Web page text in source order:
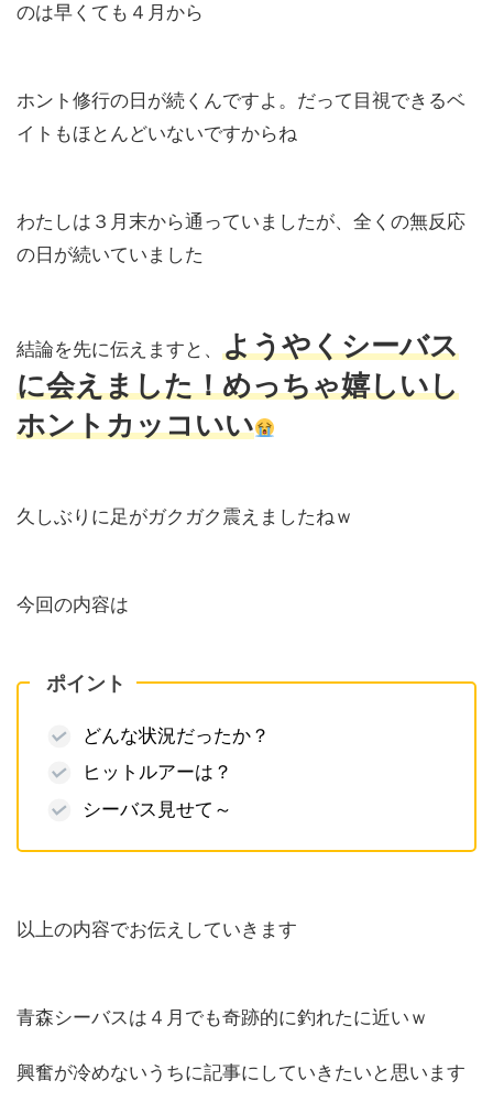
のは早くても４月から
ホント修行の日が続くんですよ。だって目視できるベ
イトもほとんどいないですからね
わたしは３月末から通っていましたが、全くの無反応
の日が続いていました
結論を先に伝えますと、 ようやくシーバス
に会えました！めっちゃ嬉しいし
ホントカッコいい
久しぶりに足がガクガク震えましたねｗ
今回の内容は
ポイント
どんな状況だったか？
ヒットルアーは？
シーバス見せて～
以上の内容でお伝えしていきます
青森シーバスは４月でも奇跡的に釣れたに近いｗ
興奮が冷めないうちに記事にしていきたいと思います